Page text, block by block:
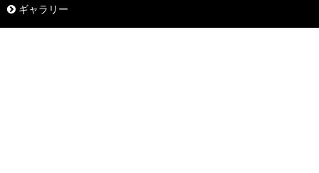
ギャラリー